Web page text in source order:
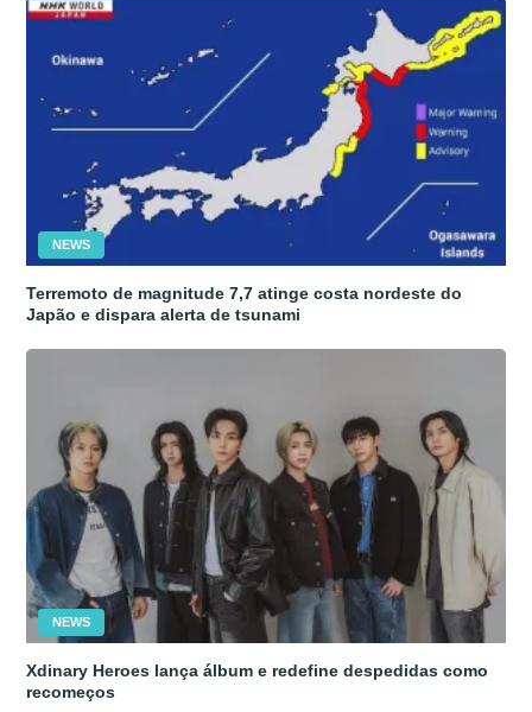
NEWS
Terremoto de magnitude 7,7 atinge costa nordeste do
Japão e dispara alerta de tsunami
NEWS
Xdinary Heroes lança álbum e redefine despedidas como
recomeços